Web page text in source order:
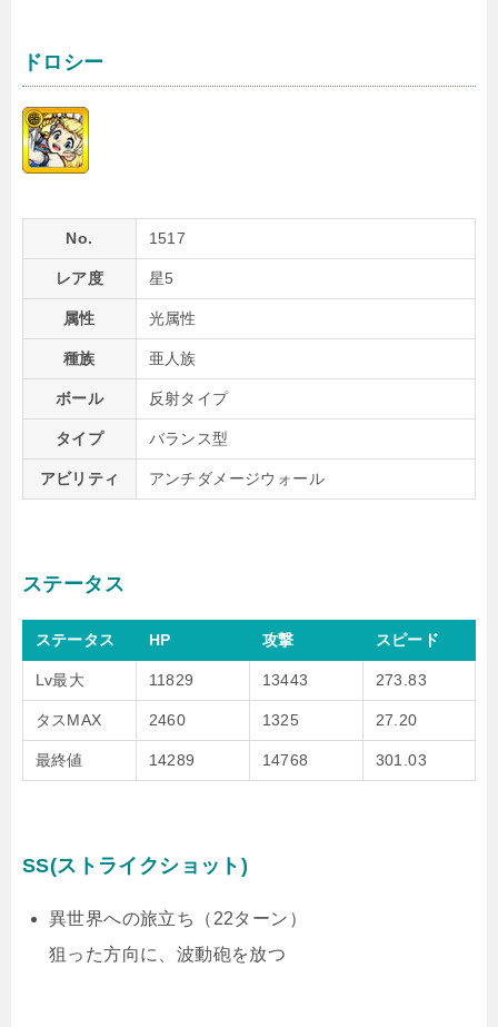
ドロシー
No. 1517
レア度 星5
属性 光属性
種族 亜人族
ボール 反射タイプ
タイプ バランス型
アビリティ アンチダメージウォール
ステータス
ステータス HP 攻撃 スピード
Lv最大 11829 13443 273.83
タスMAX 2460 1325 27.20
最終値 14289 14768 301.03
SS(ストライクショット)
異世界への旅立ち（22ターン）
狙った方向に、波動砲を放つ